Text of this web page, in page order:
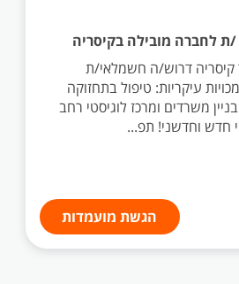
לחברה מובילה בקיסריה
קיסריה דרוש/ה חשמלאי/ת
עיקריות: טיפול בתחזוקה
משרדים ומרכז לוגיסטי רחב
חדש וחדשני! תפ...
הגשת מועמדות